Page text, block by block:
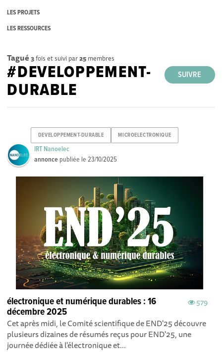
LES PROJETS
LES RESSOURCES
Tagué 3fois et suivi par25 membres
SUIVRE
#DEVELOPPEMENT-
DURABLE
DEVELOPPEMENT-DURABLE MICROELECTRONIQUE
IRT Nanoelec
annonce publiée le23/10/2025
579
électronique et numérique durables : 16
décembre 2025
Cet après midi, le Comité scientifique de END'25 découvre
plusieurs dizaines de résumés reçus pour END'25, une
journée dédiée à l'électronique et...